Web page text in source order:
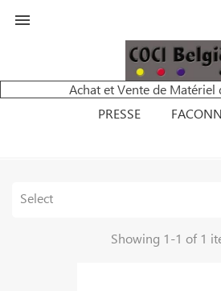

Achat et Vente de
PRESSE
Select
Showing 1-1 of 1